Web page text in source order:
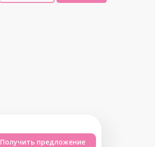
Получить предложение